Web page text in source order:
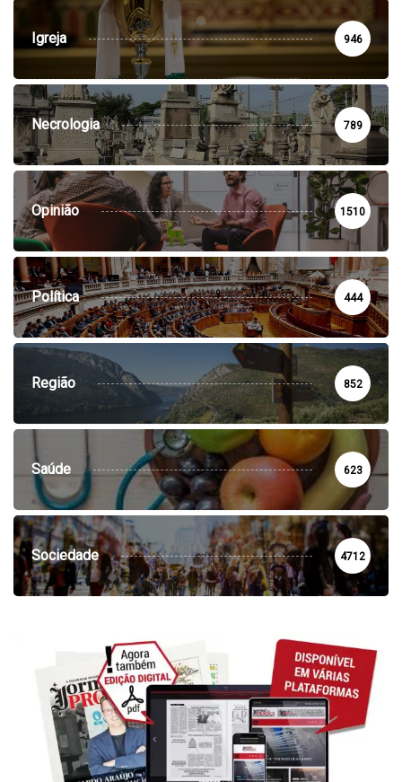
Igreja 946
Necrologia 789
Opinião 1510
Política 444
Região 852
Saúde 623
Sociedade 4712